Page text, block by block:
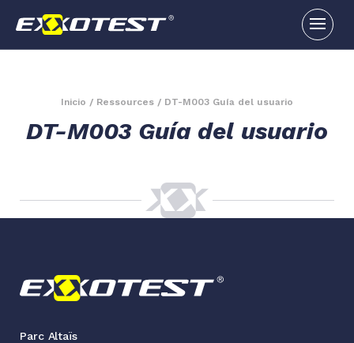
Inicio / Ressources / DT-M003 Guía del usuario
DT-M003 Guía del usuario
Parc Altaïs